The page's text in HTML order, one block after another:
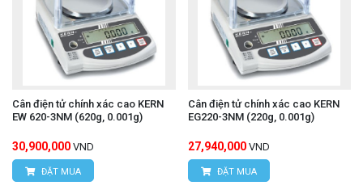
Cân điện tử chính xác cao KERN
EW 620-3NM (620g, 0.001g)
30,900,000 VND
ĐẶT MUA
Cân điện tử chính xác cao KERN
EG220-3NM (220g, 0.001g)
27,940,000 VND
ĐẶT MUA